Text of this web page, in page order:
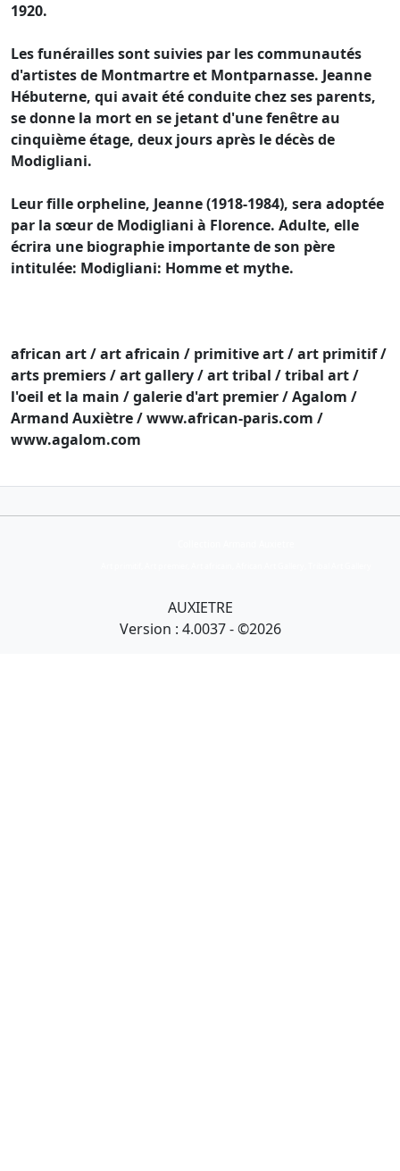
1920.
Les funérailles sont suivies par les communautés
d'artistes de Montmartre et Montparnasse. Jeanne
Hébuterne, qui avait été conduite chez ses parents,
se donne la mort en se jetant d'une fenêtre au
cinquième étage, deux jours après le décès de
Modigliani.
Leur fille orpheline, Jeanne (1918-1984), sera adoptée
par la sœur de Modigliani à Florence. Adulte, elle
écrira une biographie importante de son père
intitulée: Modigliani: Homme et mythe.
african art / art africain / primitive art / art primitif /
arts premiers / art gallery / art tribal / tribal art /
l'oeil et la main / galerie d'art premier / Agalom /
Armand Auxiètre / www.african-paris.com /
www.agalom.com
AUXIETRE
Version : 4.0037 - ©2026